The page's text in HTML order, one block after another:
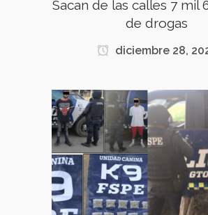
Sacan de las calles 7 mil
de drogas
diciembre 28,